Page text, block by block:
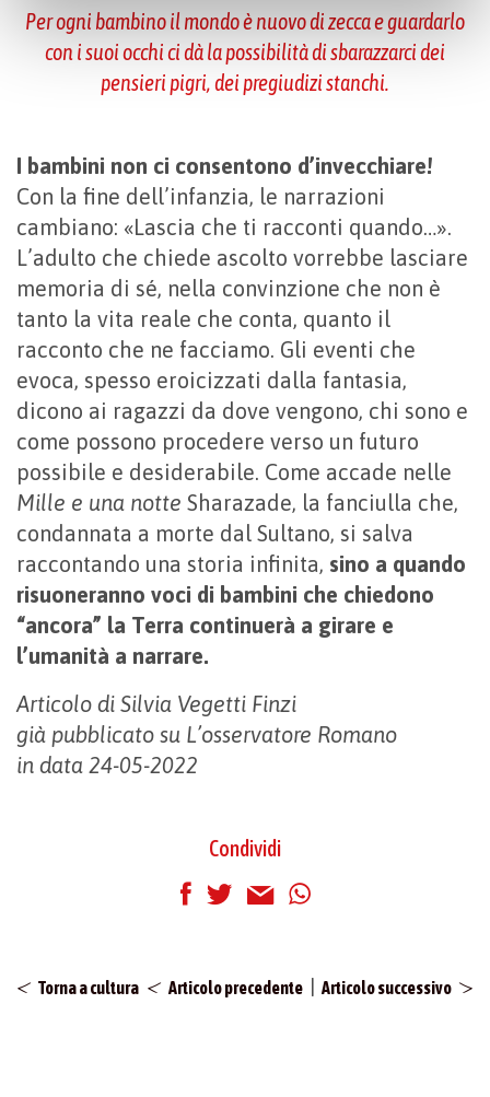
e modificare le tue preferenze vai alla nostracookie
policy .
Per ogni bambino il mondo è nuovo di zecca e guardarlo
con i suoi occhi ci dà la possibilità di sbarazzarci dei
pensieri pigri, dei pregiudizi stanchi.
I bambini non ci consentono d’invecchiare!
Con la fine dell’infanzia, le narrazioni
cambiano: «Lascia che ti racconti quando…».
L’adulto che chiede ascolto vorrebbe lasciare
memoria di sé, nella convinzione che non è
tanto la vita reale che conta, quanto il
racconto che ne facciamo. Gli eventi che
evoca, spesso eroicizzati dalla fantasia,
dicono ai ragazzi da dove vengono, chi sono e
come possono procedere verso un futuro
possibile e desiderabile. Come accade nelle
Mille e una notte Sharazade, la fanciulla che,
condannata a morte dal Sultano, si salva
raccontando una storia infinita, sino a quando
risuoneranno voci di bambini che chiedono
“ancora” la Terra continuerà a girare e
l’umanità a narrare.
Articolo di Silvia Vegetti Finzi
già pubblicato su L’osservatore Romano
in data 24-05-2022
Condividi
Torna a cultura Articolo precedente Articolo successivo